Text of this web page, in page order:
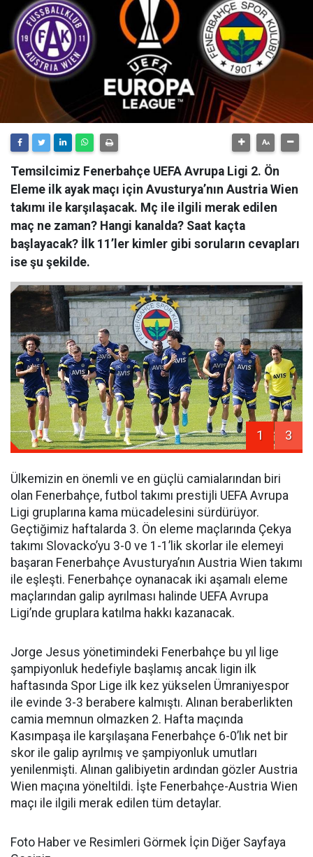
Temsilcimiz Fenerbahçe UEFA Avrupa Ligi 2. Ön
Eleme ilk ayak maçı için Avusturya’nın Austria Wien
takımı ile karşılaşacak. Mç ile ilgili merak edilen
maç ne zaman? Hangi kanalda? Saat kaçta
başlayacak? İlk 11’ler kimler gibi soruların cevapları
ise şu şekilde.
1 3
Ülkemizin en önemli ve en güçlü camialarından biri
olan Fenerbahçe, futbol takımı prestijli UEFA Avrupa
Ligi gruplarına kama mücadelesini sürdürüyor.
Geçtiğimiz haftalarda 3. Ön eleme maçlarında Çekya
takımı Slovacko’yu 3-0 ve 1-1’lik skorlar ile elemeyi
başaran Fenerbahçe Avusturya’nın Austria Wien takımı
ile eşleşti. Fenerbahçe oynanacak iki aşamalı eleme
maçlarından galip ayrılması halinde UEFA Avrupa
Ligi’nde gruplara katılma hakkı kazanacak.
Jorge Jesus yönetimindeki Fenerbahçe bu yıl lige
şampiyonluk hedefiyle başlamış ancak ligin ilk
haftasında Spor Lige ilk kez yükselen Ümraniyespor
ile evinde 3-3 berabere kalmıştı. Alınan beraberlikten
camia memnun olmazken 2. Hafta maçında
Kasımpaşa ile karşılaşana Fenerbahçe 6-0’lık net bir
skor ile galip ayrılmış ve şampiyonluk umutları
yenilenmişti. Alınan galibiyetin ardından gözler Austria
Wien maçına yöneltildi. İşte Fenerbahçe-Austria Wien
maçı ile ilgili merak edilen tüm detaylar.
Foto Haber ve Resimleri Görmek İçin Diğer Sayfaya